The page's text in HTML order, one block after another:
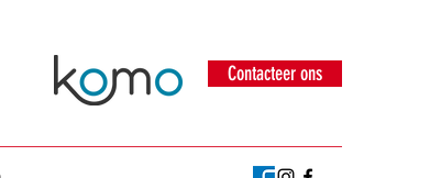
Contacteer ons